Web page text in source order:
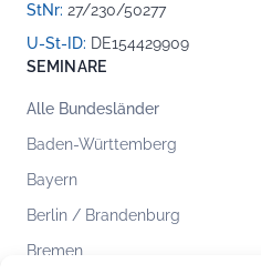
StNr: 27/230/50277
U-St-ID: DE154429909
SEMINARE
Alle Bundesländer
Baden-Württemberg
Bayern
Berlin / Brandenburg
Bremen